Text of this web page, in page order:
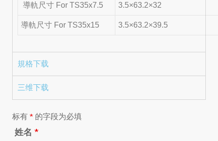
導軌尺寸 For TS35x7.5 3.5×63.2×32
導軌尺寸 For TS35x15 3.5×63.2×39.5
規格下载
三维下载
标有 * 的字段为必填
姓名 *